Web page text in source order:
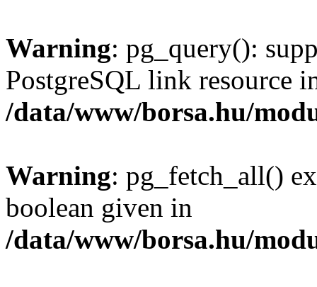
Warning: pg_query():
PostgreSQL link resource
/data/www/borsa.hu/
Warning: pg_fetch_all()
boolean given in
/data/www/borsa.hu/